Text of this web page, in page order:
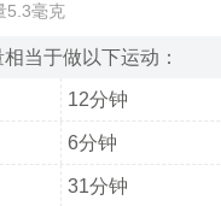
5.3毫克
当于做以下运动：
12分钟
6分钟
31分钟